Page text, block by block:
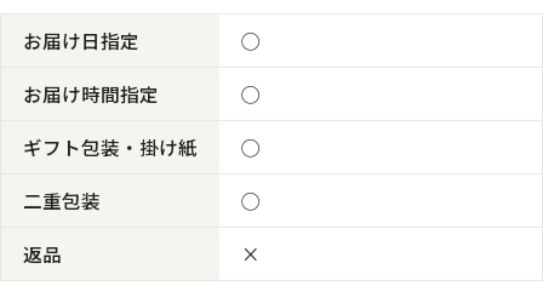
お届け日指定
◯
お届け時間指定
◯
ギフト包装・掛け紙
◯
二重包装
◯
返品
×